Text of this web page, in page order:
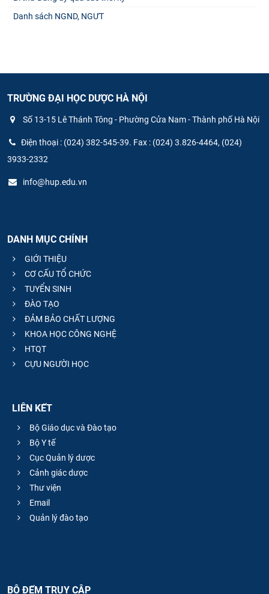
Danh sách NGND, NGƯT
TRƯỜNG ĐẠI HỌC DƯỢC HÀ NỘI
Số 13-15 Lê Thánh Tông - Phường Cửa Nam - Thành phố Hà Nội
Điện thoại : (024) 382-545-39. Fax : (024) 3.826-4464, (024)
3933-2332
info@hup.edu.vn
DANH MỤC CHÍNH
GIỚI THIỆU
CƠ CẤU TỔ CHỨC
TUYỂN SINH
ĐÀO TẠO
ĐẢM BẢO CHẤT LƯỢNG
KHOA HỌC CÔNG NGHỆ
HTQT
CỰU NGƯỜI HỌC
LIÊN KẾT
Bộ Giáo dục và Đào tạo
Bộ Y tế
Cục Quản lý dược
Cảnh giác dược
Thư viện
Email
Quản lý đào tạo
BỘ ĐẾM TRUY CẬP